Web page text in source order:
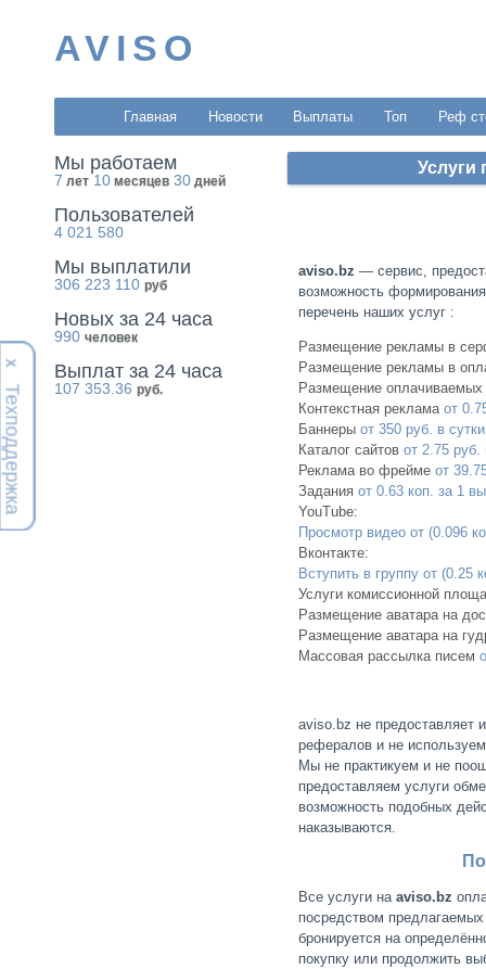
Х
Техподдержка
AVISO
Главная Новости Выплаты Топ Реф
Мы работаем
7 лет 10 месяцев 30 дней
Пользователей
4 021 580
Мы выплатили
306 223 110 руб
Новых за 24 часа
990 человек
Выплат за 24 часа
107 353.36 руб.
Услуги
aviso.bz — сервис,
возможность
перечень наших услуг :
Размещение рекламы в
Размещение рекламы в
Размещение оплачиваемых
Контекстная реклама от
Баннеры от 350 руб. в сутки
Каталог сайтов от 2.75 руб.
Реклама во фрейме от
Задания от 0.63 коп. за 1
YouTube:
Просмотр видео от (0.096
Вконтакте:
Вступить в группу от (0.25
Услуги комиссионной
Размещение аватара на
Размещение аватара на
Массовая рассылка писем
aviso.bz не предоставляет
рефералов и не
Мы не практикуем и не
предоставляем услуги
возможность подобных
наказываются.
Все услуги на aviso.bz
посредством
бронируется на
покупку или продолжить